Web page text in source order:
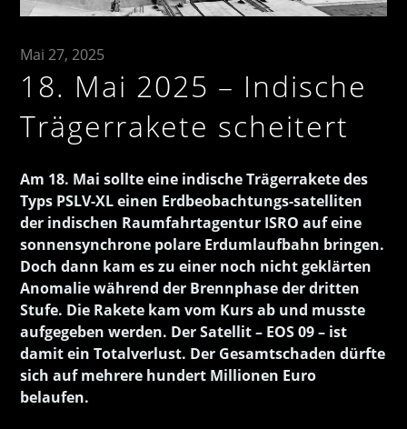
Mai 27, 2025
18. Mai 2025 – Indische
Trägerrakete scheitert
Am 18. Mai sollte eine indische Trägerrakete des
Typs PSLV-XL einen Erdbeobachtungs-satelliten
der indischen Raumfahrtagentur ISRO auf eine
sonnensynchrone polare Erdumlaufbahn bringen.
Doch dann kam es zu einer noch nicht geklärten
Anomalie während der Brennphase der dritten
Stufe. Die Rakete kam vom Kurs ab und musste
aufgegeben werden. Der Satellit – EOS 09 – ist
damit ein Totalverlust. Der Gesamtschaden dürfte
sich auf mehrere hundert Millionen Euro
belaufen.